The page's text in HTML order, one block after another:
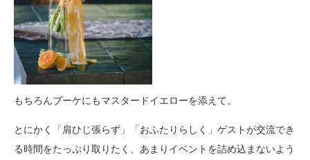
もちろんブーケにもマスタードイエローを添えて。
とにかく「肩ひじ張らず」「おふたりらしく」ゲストが交流でき
る時間をたっぷり取りたく、あまりイベントを詰め込まないよう